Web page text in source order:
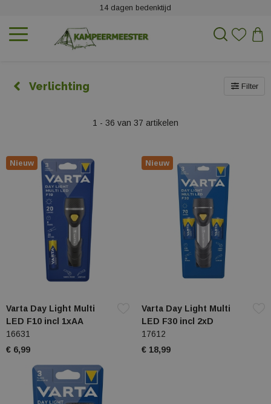
14 dagen bedenktijd
Verlichting Filter
1 - 36 van 37 artikelen
Varta Day Light Multi
LED F10 incl 1xAA
16631
€ 6,99
Nieuw
Varta Day Light Multi
LED F30 incl 2xD
17612
€ 18,99
Nieuw